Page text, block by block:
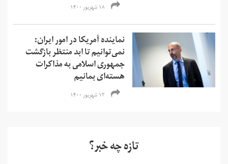
۱۸ شهریور ۱۴۰۰
نماینده آمریکا در امور ایران:
نمی‌‌توانیم تا ابد منتظر بازگشت
جمهوری اسلامی به مذاکرات
هسته‌ای بمانیم
۱۳ شهریور ۱۴۰۰
تازه چه خبر؟